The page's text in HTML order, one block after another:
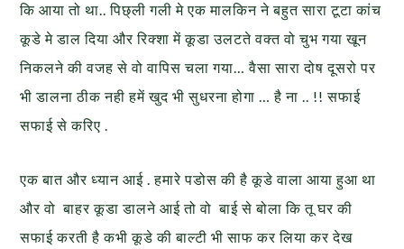
कि आया तो था.. पिछ्ली गली मे एक मालकिन ने बहुत सारा टूटा कांच
कूडे मे डाल दिया और रिक्शा में कूडा उलटते वक्त वो चुभ गया खून
निकलने की वजह से वो वापिस चला गया… वैसा सारा दोष दूसरो पर
भी डालना ठीक नही हमें खुद भी सुधरना होगा … है ना .. !! सफाई
सफाई से करिए .
एक बात और ध्यान आई . हमारे पडोस की है कूडे वाला आया हुआ था
और वो बाहर कूडा डालने आई तो वो बाई से बोला कि तू घर की
सफाई करती है कभी कूडे की बाल्टी भी साफ कर लिया कर देख